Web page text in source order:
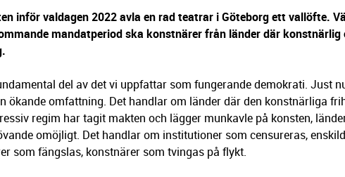
inför valdagen 2022 avla en rad teatrar i Göteborg ett vallöfte.
mandatperiod ska konstnärer från länder där
del av det vi uppfattar som fungerande demokrati. Just
ökande omfattning. Det handlar om länder där den konstnärliga
regim har tagit makten och lägger munkavle på konsten,
omöjligt. Det handlar om institutioner som censureras,
som fängslas, konstnärer som tvingas på flykt.